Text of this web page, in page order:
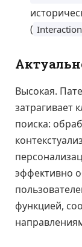
(
Высокая.
затрагивает
поиска:
эффективно
функцией,